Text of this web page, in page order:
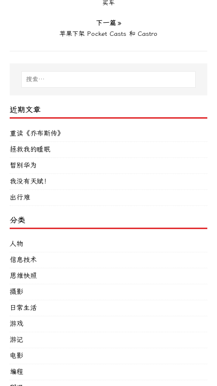
买车
下一篇 »
苹果下架 Pocket Casts 和 Castro
近期文章
重读《乔布斯传》
拯救我的睡眠
暂别华为
我没有天赋！
出行难
分类
人物
信息技术
思维快照
摄影
日常生活
游戏
游记
电影
编程